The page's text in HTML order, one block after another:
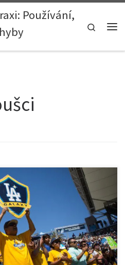
Používání,
Search
životnímu stylu Když si vzpomenu
Galaxy, byl jsem spíš odborník na
maratony nebo dřepy. Sedět na
Jasně, to mi šlo skvěle! Ale pak